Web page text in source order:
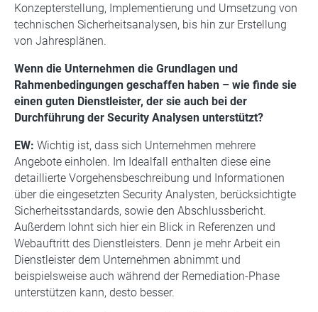
Konzepterstellung, Implementierung und Umsetzung von
technischen Sicherheitsanalysen, bis hin zur Erstellung
von Jahresplänen.
Wenn die Unternehmen die Grundlagen und
Rahmenbedingungen geschaffen haben – wie finde sie
einen guten Dienstleister, der sie auch bei der
Durchführung der Security Analysen unterstützt?
EW: Wichtig ist, dass sich Unternehmen mehrere
Angebote einholen. Im Idealfall enthalten diese eine
detaillierte Vorgehensbeschreibung und Informationen
über die eingesetzten Security Analysten, berücksichtigte
Sicherheitsstandards, sowie den Abschlussbericht.
Außerdem lohnt sich hier ein Blick in Referenzen und
Webauftritt des Dienstleisters. Denn je mehr Arbeit ein
Dienstleister dem Unternehmen abnimmt und
beispielsweise auch während der Remediation-Phase
unterstützen kann, desto besser.